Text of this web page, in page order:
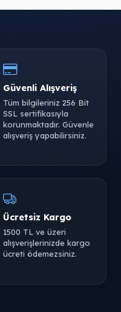
Güvenli Alışveriş
Tüm bilgileriniz 256 Bit
SSL sertifikasıyla
korunmaktadır. Güvenle
alışveriş yapabilirsiniz.
Ücretsiz Kargo
1500 TL ve üzeri
alışverişlerinizde kargo
ücreti ödemezsiniz.